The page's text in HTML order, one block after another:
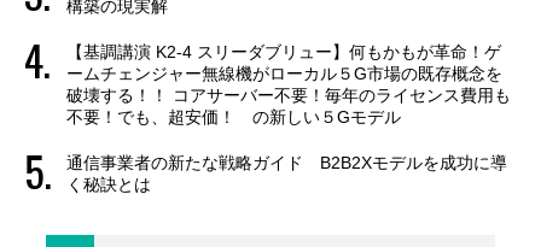
構築の現実解
【基調講演 K2-4 スリーダブリュー】何もかもが革命！ゲ
ームチェンジャー無線機がローカル５G市場の既存概念を
破壊する！！ コアサーバー不要！毎年のライセンス費用も
不要！でも、超安価！ の新しい５Gモデル
通信事業者の新たな戦略ガイド B2B2Xモデルを成功に導
く秘訣とは